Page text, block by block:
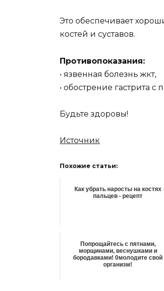
Это обеспечивает
костей и суставов.
Противопоказания:
• язвенная болезнь жкт,
• обострение гастрита
Будьте здоровы!
Источник
Похожие статьи:
Как убрать наросты на костях
пальцев - рецепт
Попpощайтесь с пятнами,
моpщинами, веснyшками и
бородавками! 0молодите свой
оpганизм!